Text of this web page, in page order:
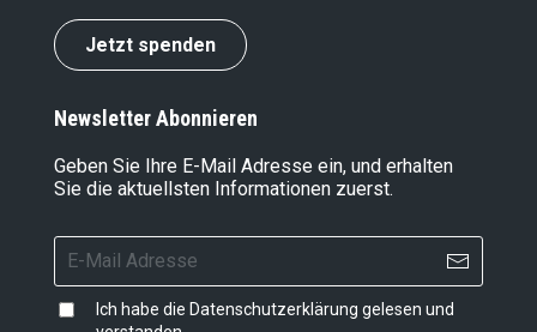
Jetzt spenden
Newsletter Abonnieren
Geben Sie Ihre E-Mail Adresse ein, und erhalten
Sie die aktuellsten Informationen zuerst.
Ich habe die Datenschutzerklärung gelesen und